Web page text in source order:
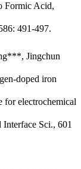
Formic Acid,
491-497.
Jingchun
doped iron
for electrochemical
Sci., 601